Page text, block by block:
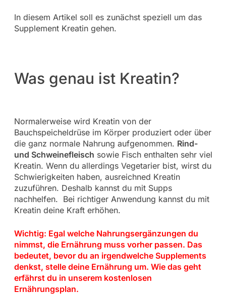
In diesem Artikel soll es zunächst speziell um das
Supplement Kreatin gehen.
Was genau ist Kreatin?
Normalerweise wird Kreatin von der
Bauchspeicheldrüse im Körper produziert oder über
die ganz normale Nahrung aufgenommen. Rind-
und Schweinefleisch sowie Fisch enthalten sehr viel
Kreatin. Wenn du allerdings Vegetarier bist, wirst du
Schwierigkeiten haben, ausreichned Kreatin
zuzuführen. Deshalb kannst du mit Supps
nachhelfen. Bei richtiger Anwendung kannst du mit
Kreatin deine Kraft erhöhen.
Wichtig: Egal welche Nahrungsergänzungen du
nimmst, die Ernährung muss vorher passen. Das
bedeutet, bevor du an irgendwelche Supplements
denkst, stelle deine Ernährung um. Wie das geht
erfährst du in unserem kostenlosen
Ernährungsplan.